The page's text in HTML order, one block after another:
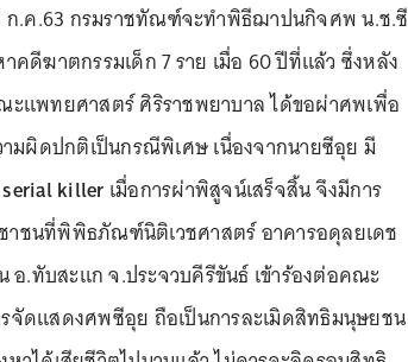
ก.ค.63 กรมราชทัณฑ์จะทำพิธีฌาปนกิจศพ น.ช.ซี
ดีฆาตกรรมเด็ก 7 ราย เมื่อ 60 ปีที่แล้ว ซึ่งหลัง
ะแพทยศาสตร์ ศิริราชพยาบาล ได้ขอผ่าศพเพื่อ
มผิดปกติเป็นกรณีพิเศษ เนื่องจากนายซีอุย มี
serial killer เมื่อการผ่าพิสูจน์เสร็จสิ้น จึงมีการ
าชนที่พิพิธภัณฑ์นิติเวชศาสตร์ อาคารอดุลยเดช
อ.ทับสะแก จ.ประจวบคีรีขันธ์ เข้าร้องต่อคณะ
จัดแสดงศพซีอุย ถือเป็นการละเมิดสิทธิมนุษยชน